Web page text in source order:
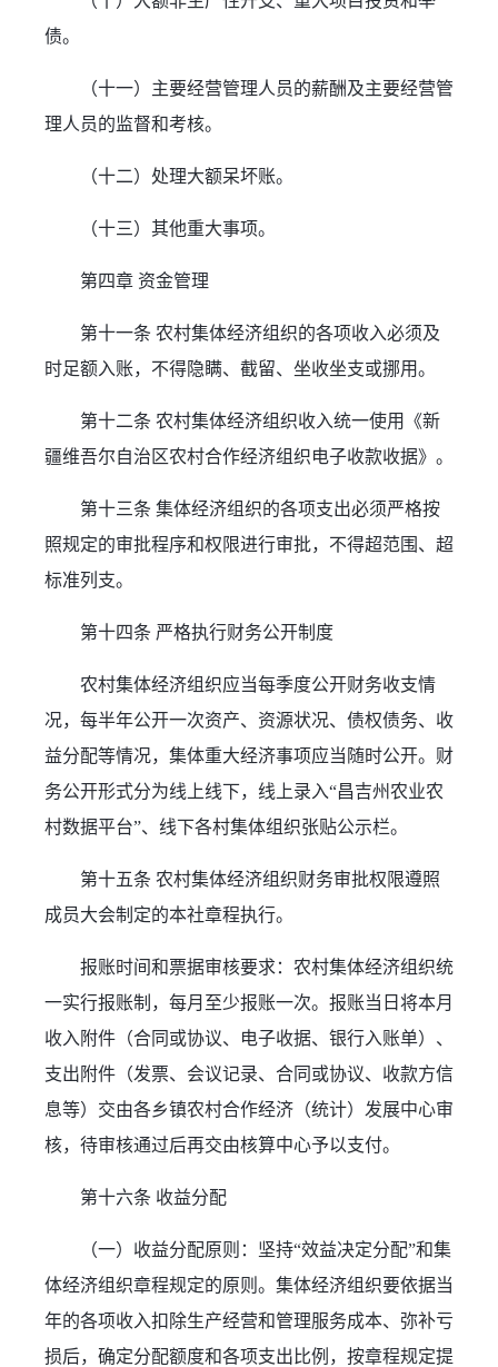
债。
（十一）主要经营管理人员的薪酬及主要经营管
理人员的监督和考核。
（十二）处理大额呆坏账。
（十三）其他重大事项。
第四章 资金管理
第十一条 农村集体经济组织的各项收入必须及
时足额入账，不得隐瞒、截留、坐收坐支或挪用。
第十二条 农村集体经济组织收入统一使用《新
疆维吾尔自治区农村合作经济组织电子收款收据》。
第十三条 集体经济组织的各项支出必须严格按
照规定的审批程序和权限进行审批，不得超范围、超
标准列支。
第十四条 严格执行财务公开制度
农村集体经济组织应当每季度公开财务收支情
况，每半年公开一次资产、资源状况、债权债务、收
益分配等情况，集体重大经济事项应当随时公开。财
务公开形式分为线上线下，线上录入“昌吉州农业农
村数据平台”、线下各村集体组织张贴公示栏。
第十五条 农村集体经济组织财务审批权限遵照
成员大会制定的本社章程执行。
报账时间和票据审核要求：农村集体经济组织统
一实行报账制，每月至少报账一次。报账当日将本月
收入附件（合同或协议、电子收据、银行入账单）、
支出附件（发票、会议记录、合同或协议、收款方信
息等）交由各乡镇农村合作经济（统计）发展中心审
核，待审核通过后再交由核算中心予以支付。
第十六条 收益分配
（一）收益分配原则：坚持“效益决定分配”和集
体经济组织章程规定的原则。集体经济组织要依据当
年的各项收入扣除生产经营和管理服务成本、弥补亏
损后，确定分配额度和各项支出比例，按章程规定提